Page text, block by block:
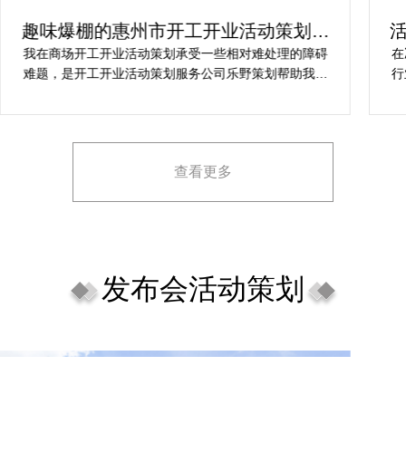
趣味爆棚的惠州市开工开业活动策划方
案精选
我在商场开工开业活动策划承受一些相对难处理的障碍
难题，是开工开业活动策划服务公司乐野策划帮助我完
场开工开业活动策划堪称完美，下次有计划还会选择乐
查看更多
发布会活动策划